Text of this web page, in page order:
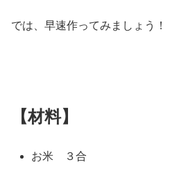
では、早速作ってみましょう！
【材料】
お米 ３合